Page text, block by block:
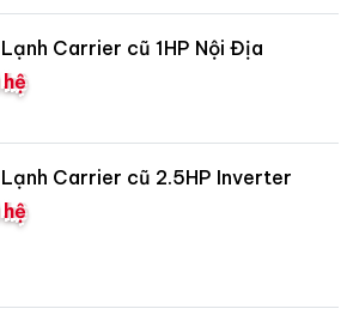
Carrier cũ 1HP Nội Địa
Lạnh Carrier cũ 2.5HP Inverter